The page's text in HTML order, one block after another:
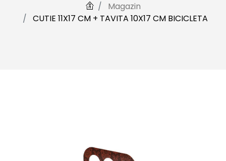
Magazin
CUTIE 11X17 CM + TAVITA 10X17 CM BICICLETA